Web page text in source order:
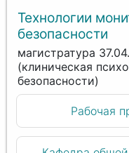
Технологии
безопасности
магистратура
(клиническая
безопасности)
Рабочая